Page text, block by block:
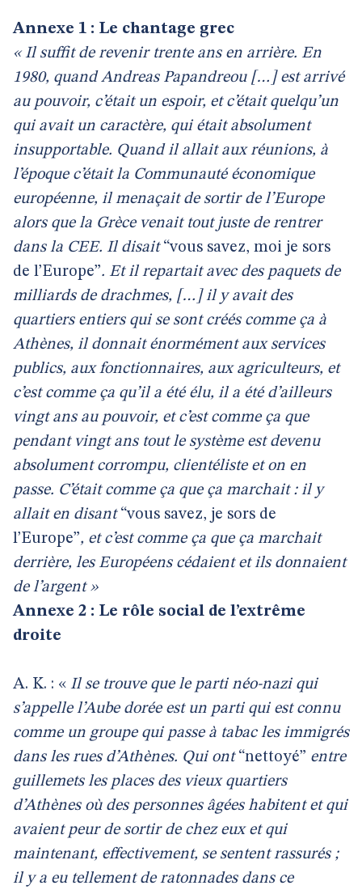
Annexe 1 : Le chantage grec
« Il suffit de revenir trente ans en arrière. En
1980, quand Andreas Papandreou […] est arrivé
au pouvoir, c’était un espoir, et c’était quelqu’un
qui avait un caractère, qui était absolument
insupportable. Quand il allait aux réunions, à
l’époque c’était la Communauté économique
européenne, il menaçait de sortir de l’Europe
alors que la Grèce venait tout juste de rentrer
dans la CEE. Il disait “vous savez, moi je sors
de l’Europe”. Et il repartait avec des paquets de
milliards de drachmes, […] il y avait des
quartiers entiers qui se sont créés comme ça à
Athènes, il donnait énormément aux services
publics, aux fonctionnaires, aux agriculteurs, et
c’est comme ça qu’il a été élu, il a été d’ailleurs
vingt ans au pouvoir, et c’est comme ça que
pendant vingt ans tout le système est devenu
absolument corrompu, clientéliste et on en
passe. C’était comme ça que ça marchait : il y
allait en disant “vous savez, je sors de
l’Europe”, et c’est comme ça que ça marchait
derrière, les Européens cédaient et ils donnaient
de l’argent »
Annexe 2 : Le rôle social de l’extrême
droite
A. K. : « Il se trouve que le parti néo-nazi qui
s’appelle l’Aube dorée est un parti qui est connu
comme un groupe qui passe à tabac les immigrés
dans les rues d’Athènes. Qui ont “nettoyé” entre
guillemets les places des vieux quartiers
d’Athènes où des personnes âgées habitent et qui
avaient peur de sortir de chez eux et qui
maintenant, effectivement, se sentent rassurés ;
il y a eu tellement de ratonnades dans ce